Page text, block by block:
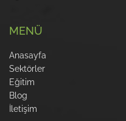
MENÜ
Anasayfa
Sektörler
Eğitim
Blog
İletişim